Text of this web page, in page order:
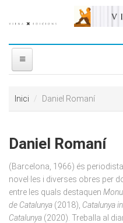
DISTRIBUÏDORA
PREMIS
CONTACTE
Inici Daniel Romaní
Daniel Romaní
(Barcelona, 1966) és
novel·les i diverses obres per
entre les quals destaquen
de Catalunya (2018), Catalunya
Catalunya (2020). Treballa al